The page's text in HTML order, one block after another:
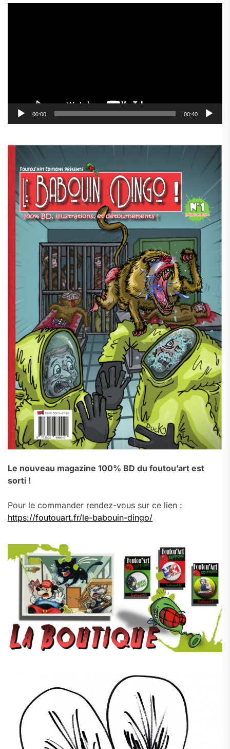
00:00 00:40
Le nouveau magazine 100% BD du foutou’art est
sorti !
Pour le commander rendez-vous sur ce lien :
https://foutouart.fr/le-babouin-dingo/